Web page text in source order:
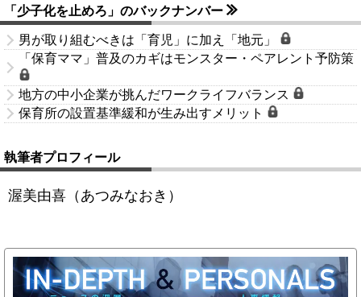
「少子化を止めろ」のバックナンバー
男が取り組むべきは「育児」に加え「地元」
「保育ママ」普及のカギはモンスター・ペアレント予防策
地方の中小企業が挑んだワークライフバランス
保育所の設置基準緩和が生み出すメリット
執筆者プロフィール
渥美由喜（あつみなおき）